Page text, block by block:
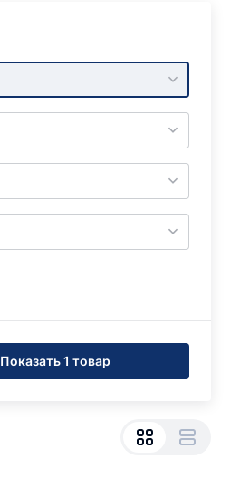
Показать 1 товар